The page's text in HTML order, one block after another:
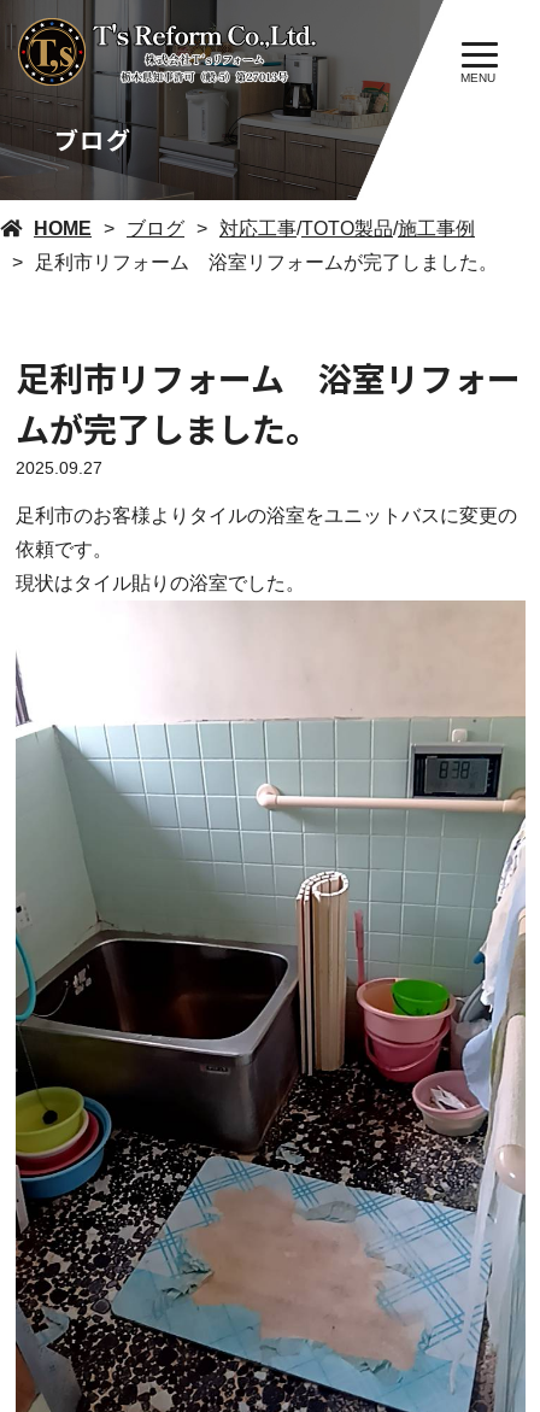
MENU
ブログ
HOME ブログ 対応工事/TOTO製品/施工事例
足利市リフォーム 浴室リフォームが完了しました。
足利市リフォーム 浴室リフォー
ムが完了しました。
2025.09.27
足利市のお客様よりタイルの浴室をユニットバスに変更の
依頼です。
現状はタイル貼りの浴室でした。